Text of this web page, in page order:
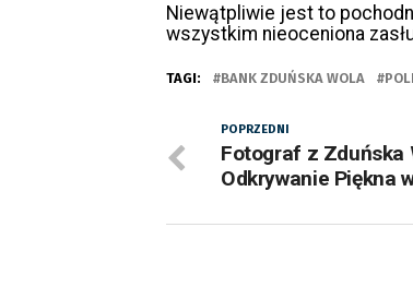
Niewątpliwie jest to
wszystkim nieoceniona
TAGI: BANK ZDUŃSKA WOLA
POPRZEDNI
Fotograf z Zduńska
Odkrywanie Piękna